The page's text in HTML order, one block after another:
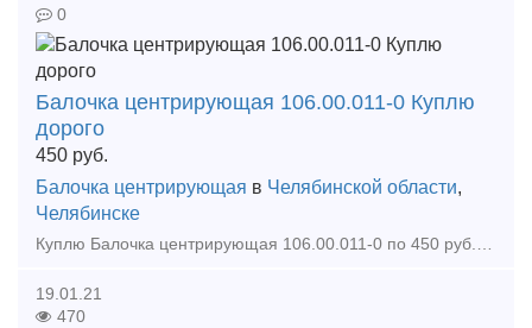
0
Балочка центрирующая 106.00.011-0 Куплю
дорого
450 руб.
Балочка центрирующая в Челябинской области,
Челябинске
Куплю Балочка центрирующая 106.00.011-0 по 450 руб. Кран разобщительный 4302 Пружина внутренняя 522.30.002.0 для думпкара 2ВС-105 522-30-002-0 Закупаем на постоянной основе зап
19.01.21
470